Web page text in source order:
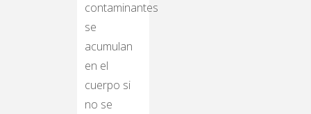
contaminantes
se
acumulan
en el
cuerpo si
no se